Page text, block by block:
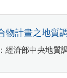
物計畫之地質
經濟部中央地質